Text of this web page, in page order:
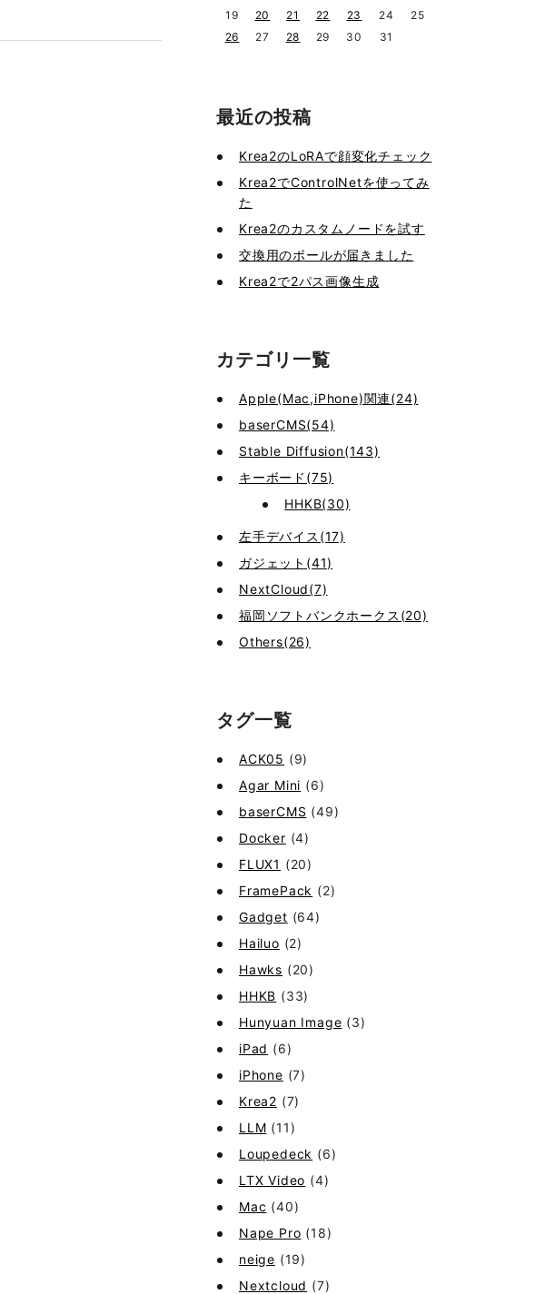
19 20 21 22 23 24
25
26
27 28 29 30 31
最近の投稿
Krea2のLoRAで顔変化チェック
Krea2でControlNetを使ってみ
た
Krea2のカスタムノードを試す
交換用のボールが届きました
Krea2で2パス画像生成
カテゴリ一覧
Apple(Mac,iPhone)関連(24)
baserCMS(54)
Stable Diffusion(143)
キーボード(75)
HHKB(30)
左手デバイス(17)
ガジェット(41)
NextCloud(7)
福岡ソフトバンクホークス(20)
Others(26)
タグ一覧
ACK05 (9)
Agar Mini (6)
baserCMS (49)
Docker (4)
FLUX1 (20)
FramePack (2)
Gadget (64)
Hailuo (2)
Hawks (20)
HHKB (33)
Hunyuan Image (3)
iPad (6)
iPhone (7)
Krea2 (7)
LLM (11)
Loupedeck (6)
LTX Video (4)
Mac (40)
Nape Pro (18)
neige (19)
Nextcloud (7)